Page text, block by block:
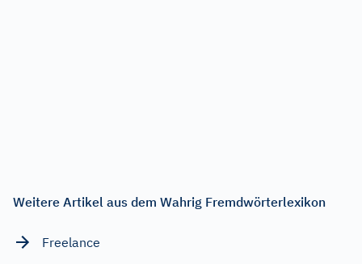
Weitere Artikel aus dem Wahrig Fremdwörterlexikon
Freelance